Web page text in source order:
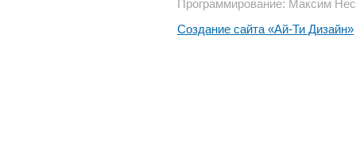
Программирование: Максим
Создание сайта «Ай-Ти Дизайн»